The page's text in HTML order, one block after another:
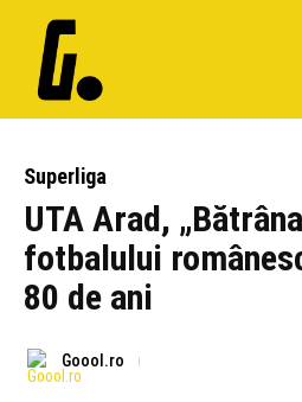
Superliga
UTA Arad,
fotbalului
80 de ani
Goool.ro